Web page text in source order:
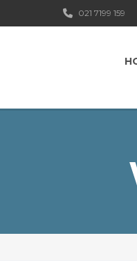
021 7199 159